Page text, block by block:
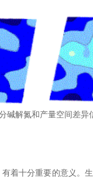
碱解氮和产量空间差异
十分重要的意义。